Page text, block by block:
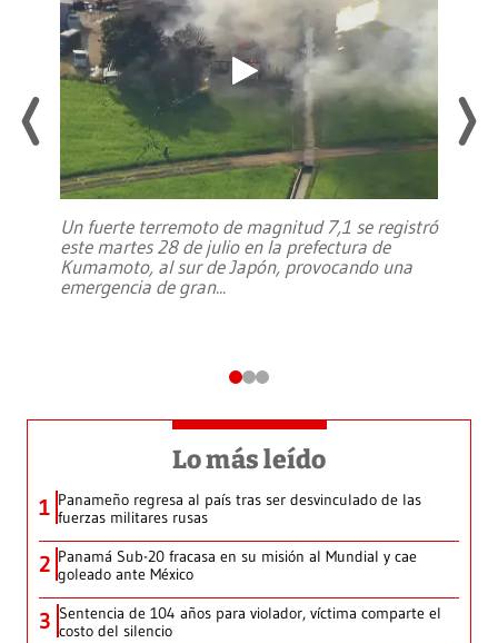
Un fuerte terremoto de magnitud 7,1 se registró
este martes 28 de julio en la prefectura de
Kumamoto, al sur de Japón, provocando una
emergencia de gran...
Lo más leído
1 Panameño regresa al país tras ser desvinculado de las
fuerzas militares rusas
2 Panamá Sub-20 fracasa en su misión al Mundial y cae
goleado ante México
3 Sentencia de 104 años para violador, víctima comparte el
costo del silencio